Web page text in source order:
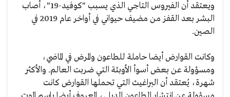
ويعتقد أن الفيروس التاجي الذي يسبب "كوفيد-19"، أصاب
البشر بعد القفز من مضيف حيواني في أواخر عام 2019 في
الصين.
وكانت القوارض أيضا حاملة للطاعون والمرض في الماضي،
ومسؤولة عن بعض أسوأ الأوبئة التي ضربت العالم. والأكثر
شهرة، يُعتقد أن البراغيث التي تحملها القوارض كانت